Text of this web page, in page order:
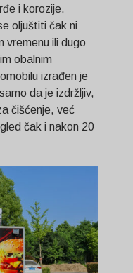
i korozije.
oljuštiti čak ni
vremenu ili dugo
obalnim
izrađen je
da je izdržljiv,
čišćenje, već
čak i nakon 20